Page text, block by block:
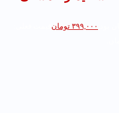
۳۹۹,۰۰۰ تومانقیمت فعلی: